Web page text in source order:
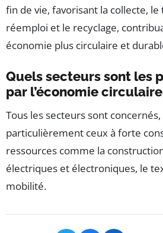
fin de vie, favorisant la collecte,
réemploi et le recyclage,
économie plus circulaire et
Quels secteurs sont les
par l’économie circulaire
Tous les secteurs sont
particulièrement ceux à forte
ressources comme la
électriques et électroniques, le
mobilité.